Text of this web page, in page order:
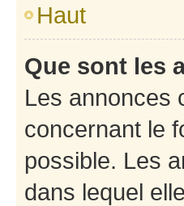
Haut
Que sont les
Les annonces
concernant le
possible. Les
dans lequel